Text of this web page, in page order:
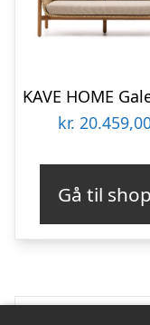
kr.
Gå til shop